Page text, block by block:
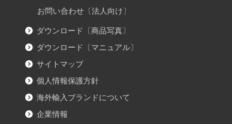
お問い合わせ〔法人向け〕
ダウンロード〔商品写真〕
ダウンロード〔マニュアル〕
サイトマップ
個人情報保護方針
海外輸入ブランドについて
企業情報